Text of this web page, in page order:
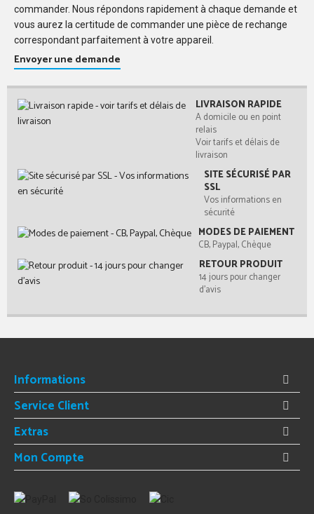
commander. Nous répondons rapidement à chaque demande et
vous aurez la certitude de commander une pièce de rechange
correspondant parfaitement à votre appareil.
Envoyer une demande
LIVRAISON RAPIDE
A domicile ou en point
relais
Voir tarifs et délais de
livraison
SITE SÉCURISÉ PAR
SSL
Vos informations en
sécurité
MODES DE PAIEMENT
CB, Paypal, Chèque
RETOUR PRODUIT
14 jours pour changer
d'avis
Informations
Service Client
Extras
Mon Compte